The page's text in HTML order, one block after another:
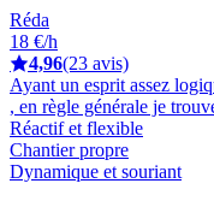
Réda
18 €/h
4,96(23 avis)
Ayant un esprit assez
, en règle générale je
Réactif et flexible
Chantier propre
Dynamique et souriant